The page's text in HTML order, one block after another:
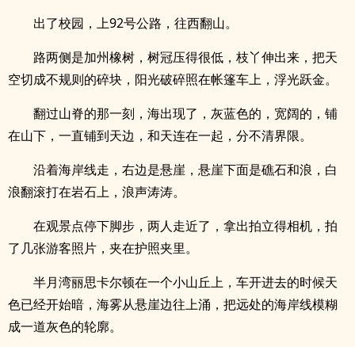
出了校园，上92号公路，往西翻山。
路两侧是加州橡树，树冠压得很低，枝丫伸出来，把天
空切成不规则的碎块，阳光破碎照在帐篷车上，浮光跃金。
翻过山脊的那一刻，海出现了，灰蓝色的，宽阔的，铺
在山下，一直铺到天边，和天连在一起，分不清界限。
沿着海岸线走，右边是悬崖，悬崖下面是礁石和浪，白
浪翻滚打在岩石上，浪声涛涛。
在观景点停下脚步，两人走近了，拿出拍立得相机，拍
了几张游客照片，夹在护照夹里。
半月湾丽思卡尔顿在一个小山丘上，车开进去的时候天
色已经开始暗，海雾从悬崖边往上涌，把远处的海岸线模糊
成一道灰色的轮廓。